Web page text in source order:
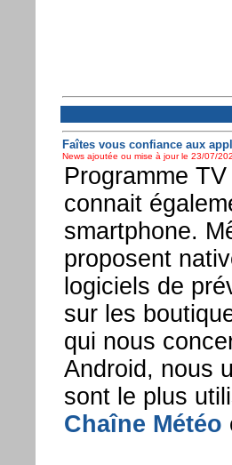
Faîtes vous confiance aux
News ajoutée ou mise à jour le 23/07/
Programme
connait
smartphone.
proposent
logiciels de
sur les
qui nous
Android, nous
sont le plus
Chaîne Météo